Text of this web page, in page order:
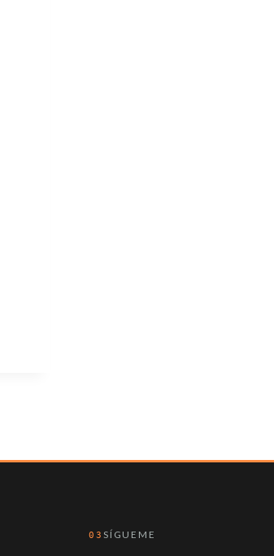
03 SÍGUEME